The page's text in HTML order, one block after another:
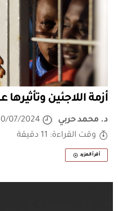
أزمة اللاجئين
د. محمد حربي
10/07/2024
وقت القراءة: 11 دقيقة
أقرأ المزيد